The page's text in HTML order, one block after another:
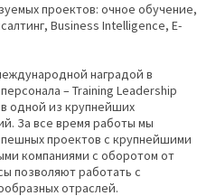
проектов: очное обучение,
Business Intelligence, E-
наградой в
– Training Leadership
одной из крупнейших
За все время работы мы
проектов с крупнейшими
компаниями с оборотом от
позволяют работать с
отраслей.